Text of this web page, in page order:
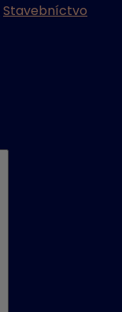
Stavebníctvo